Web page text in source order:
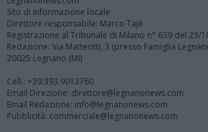
Sito di informazione locale
Direttore responsabile: Marco Tajè
Registrazione al Tribunale di Milano n° 639 del 23/
Redazione: Via Matteotti, 3 (presso Famiglia
20025 Legnano (MI)
Cell.: +39.393.9013760
Email Direzione: direttore@legnanonews.com
Email Redazione: info@legnanonews.com
Pubblicità: commerciale@legnanonews.com